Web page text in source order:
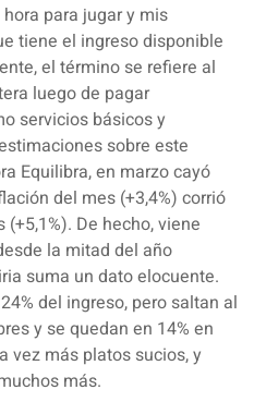
para jugar y mis
tiene el ingreso disponible
el término se refiere al
luego de pagar
servicios básicos y
sobre este
Equilibra, en marzo cayó
del mes (+3,4%) corrió
De hecho, viene
la mitad del año
suma un dato elocuente.
del ingreso, pero saltan al
y se quedan en 14% en
vez más platos sucios, y
más.